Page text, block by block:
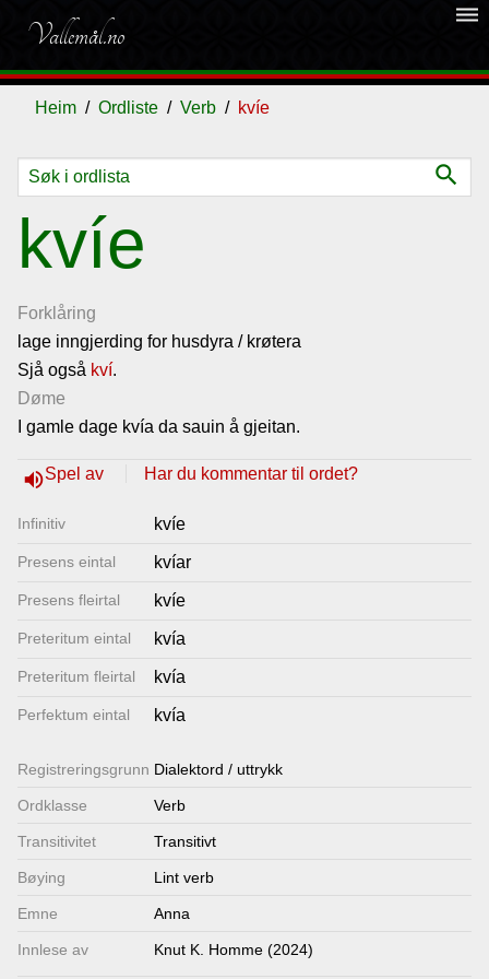
Vallemål.no
dehaze
Heim Ordliste Verb kvíe
search
kvíe
Forklåring
lage inngjerding for husdyra / krøtera
Sjå også kví.
Døme
I gamle dage kvía da sauin å gjeitan.
volume_upSpel av Har du kommentar til ordet?
Infinitiv kvíe
Presens eintal kvíar
Presens fleirtal kvíe
Preteritum eintal kvía
Preteritum fleirtal kvía
Perfektum eintal kvía
Registrerings­grunn Dialektord / uttrykk
Ordklasse Verb
Transitivitet Transitivt
Bøying Lint verb
Emne Anna
Innlese av Knut K. Homme (2024)
Ordliste
Om
vallemålet
Gjestebok
Lenkjer
Kontakt
oss